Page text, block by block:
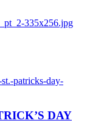
335x256.jpg
patricks-day-
DAY